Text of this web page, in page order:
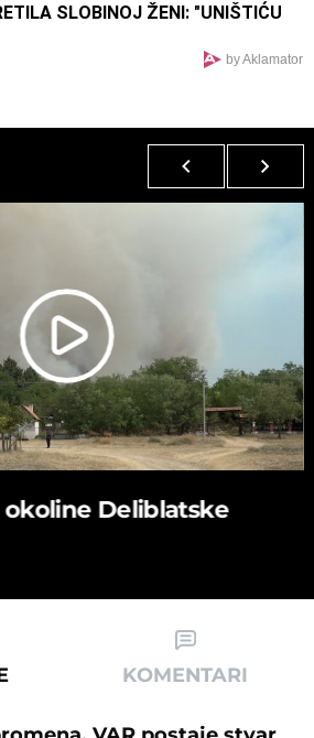
SLOBINOJ ŽENI: "UNIŠTIĆU
by Aklamator
Deliblatske
KOMENTARI